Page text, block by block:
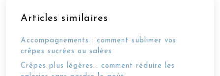
Articles similaires
Accompagnements : comment sublimer vos
crêpes sucrées ou salées
Crêpes plus légères : comment réduire les